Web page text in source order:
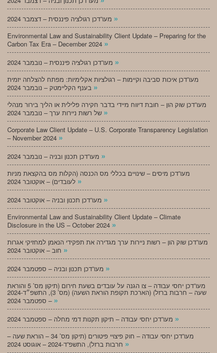
»
Environmental Law and Sustainability Client Update – Preparing for the
Carbon Tax Era – December 2024 »
»
מעו”דכן איכות סביבה וקיימות – רגולציות אקלימיות: מפתח להצלחה יזמית
»
מעו”דכן שוק הון – חובת דיווח מיידי בדבר חקירה פלילית או הליך בירור מנהלי
»
Corporate Law Client Update – U.S. Corporate Transparency Legislation
– November 2024 »
»
מעו”דכן מיסים – שינויים בכללי מס הכנסה (הקלות מס בהקצאת מניות
»
»
Environmental Law and Sustainability Client Update – Climate
Disclosure in the US – October 2024 »
מעו”דכן שוק הון – רשות ניירות ערך מגדירה את תפקידי הנאמן למחזיקי אגרות
»
»
מעו”דכן יחסי עבודה – צו הגנה על עובדים בשעת חירום (תיקון מס’ 5 והוראת
שעה – חרבות ברזל) (הארכת תקופת הוראת השעה) (מס’ 3), התשפ״ד-2024
– ספטמבר 2024 »
»
מעו”דכן יחסי עבודה – חוק פיצויי פיטורים (תיקון מס’ 34 – הוראת שעה –
»